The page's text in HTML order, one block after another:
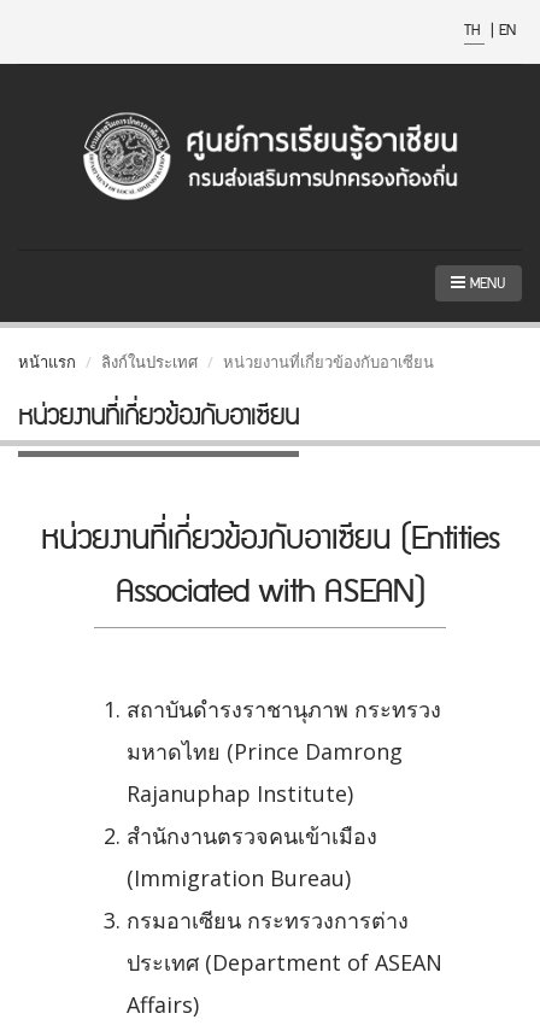
TH | EN
MENU
หน้าแรก ลิงก์ในประเทศ หน่วยงานที่เกี่ยวข้องกับอาเซียน
หน่วยงานที่เกี่ยวข้องกับอาเซียน
หน่วยงานที่เกี่ยวข้องกับอาเซียน (Entities
Associated with ASEAN)
สถาบันดำรงราชานุภาพ กระทรวง
มหาดไทย (Prince Damrong
Rajanuphap Institute)
สำนักงานตรวจคนเข้าเมือง
(Immigration Bureau)
กรมอาเซียน กระทรวงการต่าง
ประเทศ (Department of ASEAN
Affairs)